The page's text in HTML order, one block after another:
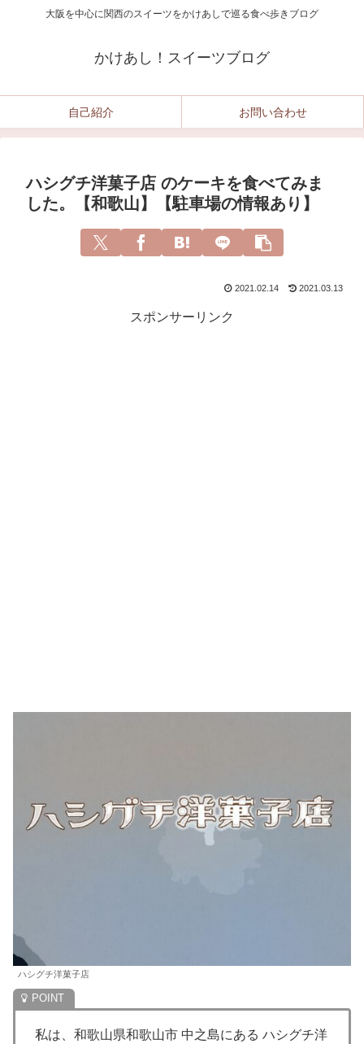
大阪を中心に関西のスイーツをかけあしで巡る食べ歩きブログ
かけあし！スイーツブログ
自己紹介 お問い合わせ
ハシグチ洋菓子店 のケーキを食べてみま
した。【和歌山】【駐車場の情報あり】
2021.02.14 2021.03.13
スポンサーリンク
ハシグチ洋菓子店
私は、和歌山県和歌山市 中之島にある ハシグチ洋